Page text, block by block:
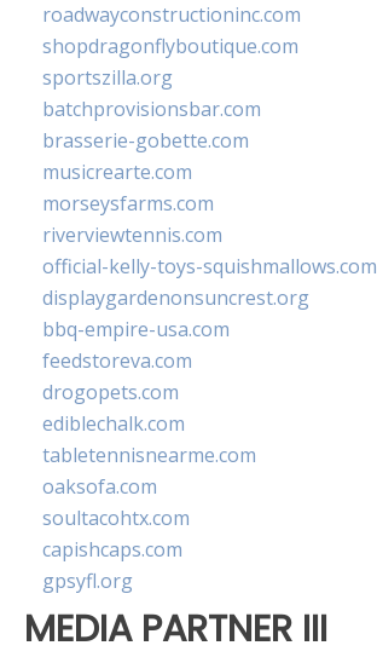
roadwayconstructioninc.com
shopdragonflyboutique.com
sportszilla.org
batchprovisionsbar.com
brasserie-gobette.com
musicrearte.com
morseysfarms.com
riverviewtennis.com
official-kelly-toys-squishmallows.com
displaygardenonsuncrest.org
bbq-empire-usa.com
feedstoreva.com
drogopets.com
ediblechalk.com
tabletennisnearme.com
oaksofa.com
soultacohtx.com
capishcaps.com
gpsyfl.org
MEDIA PARTNER III